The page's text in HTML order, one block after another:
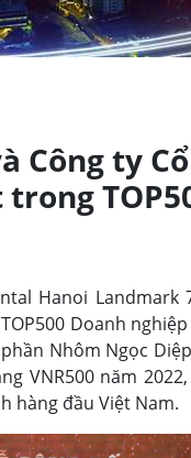
Công ty
Hanoi
Doanh
Nhôm Ngọc
VNR500 năm
hàng đầu Việt Nam.